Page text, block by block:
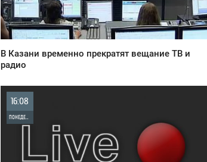
932
В Казани временно прекратят вещание ТВ и
радио
16:08
ПОНЕДЕЛЬНИК